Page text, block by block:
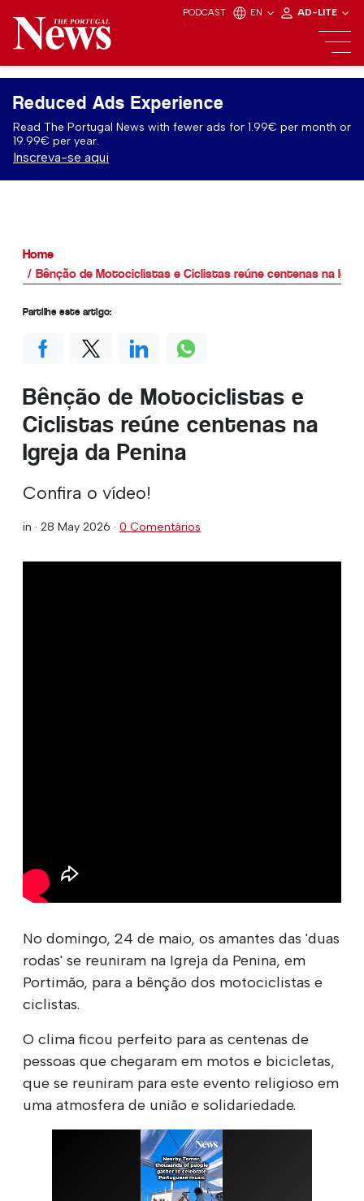
PODCAST EN AD-LITE
Reduced Ads Experience
Read The Portugal News with fewer ads for 1.99€ per month or
19.99€ per year.
Inscreva-se aqui
Home
Bênção de Motociclistas e Ciclistas reúne centenas na
Bênção de Motociclistas e
Ciclistas reúne centenas na
Igreja da Penina
Confira o vídeo!
in · 28 May 2026 · 0 Comentários
No domingo, 24 de maio, os amantes das 'duas
rodas' se reuniram na Igreja da Penina, em
Portimão, para a bênção dos motociclistas e
ciclistas.
O clima ficou perfeito para as centenas de
pessoas que chegaram em motos e bicicletas,
que se reuniram para este evento religioso em
uma atmosfera de união e solidariedade.
Partilhe este artigo: